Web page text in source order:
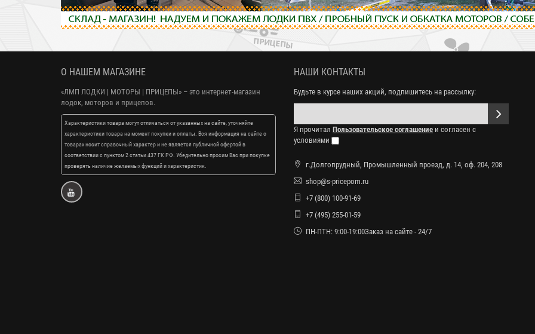
О НАШЕМ МАГАЗИНЕ
«ЛМП ЛОДКИ | МОТОРЫ | ПРИЦЕПЫ» – это интернет-магазин
лодок, моторов и прицепов.
Характеристики товара могут отличаться от указанных на сайте, уточняйте
характеристики товара на момент покупки и оплаты. Вся информация на сайте о
товарах носит справочный характер и не является публичной офертой в
соответствии с пунктом 2 статьи 437 ГК РФ. Убедительно просим Вас при покупке
проверять наличие желаемых функций и характеристик.
НАШИ КОНТАКТЫ
Будьте в курсе наших акций, подпишитесь на рассылку:
Я прочитал Пользовательское соглашение и согласен с
условиями
г.Долгопрудный, Промышленный проезд, д. 14, оф. 204, 208
shop@s-pricepom.ru
+7 (800) 100-91-69
+7 (495) 255-01-59
ПН-ПТН: 9:00-19:00Заказ на сайте - 24/7